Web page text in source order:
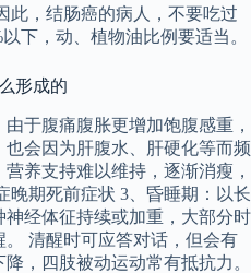
此，结肠癌的病人，不要吃过
下，动、植物油比例要适当。
形成的
于腹痛腹胀更增加饱腹感重，
会因为肝腹水、肝硬化等而频
养支持难以维持，逐渐消瘦，
晚期死前症状 3、昏睡期：以长
经体征持续或加重，大部分时
清醒时可应答对话，但会有
，四肢被动运动常有抵抗力。